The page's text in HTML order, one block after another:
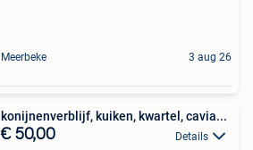
Meerbeke 3 aug 26
konijnenverblijf, kuiken, kwartel, cavia...
€ 50,00 Details